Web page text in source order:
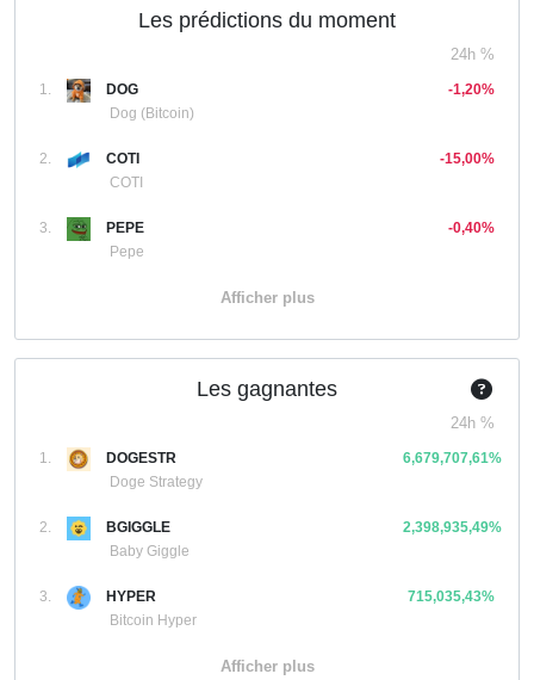
Les prédictions du moment
24h %
1.
DOG
Dog (Bitcoin)
-1,20%
2.
COTI
COTI
-15,00%
3.
PEPE
Pepe
-0,40%
Afficher plus
Les gagnantes
24h %
1.
DOGESTR
Doge Strategy
6,679,707,61%
2.
BGIGGLE
Baby Giggle
2,398,935,49%
3.
HYPER
Bitcoin Hyper
715,035,43%
Afficher plus